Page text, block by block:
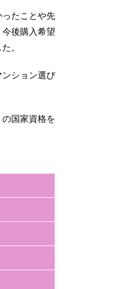
たことや先
後購入希望
。
ション選び
国家資格を